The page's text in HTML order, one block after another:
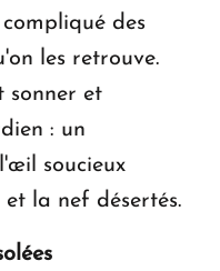
des
les retrouve.
sonner et
: un
soucieux
la nef désertés.